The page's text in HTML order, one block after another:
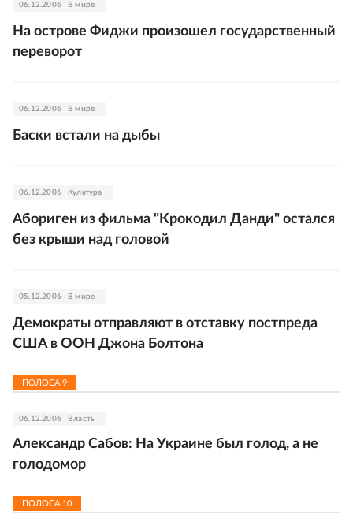
06.12.2006 В мире
На острове Фиджи произошел государственный
переворот
06.12.2006 В мире
Баски встали на дыбы
06.12.2006 Культура
Абориген из фильма "Крокодил Данди" остался
без крыши над головой
05.12.2006 В мире
Демократы отправляют в отставку постпреда
США в ООН Джона Болтона
ПОЛОСА 9
06.12.2006 Власть
Александр Сабов: На Украине был голод, а не
голодомор
ПОЛОСА 10